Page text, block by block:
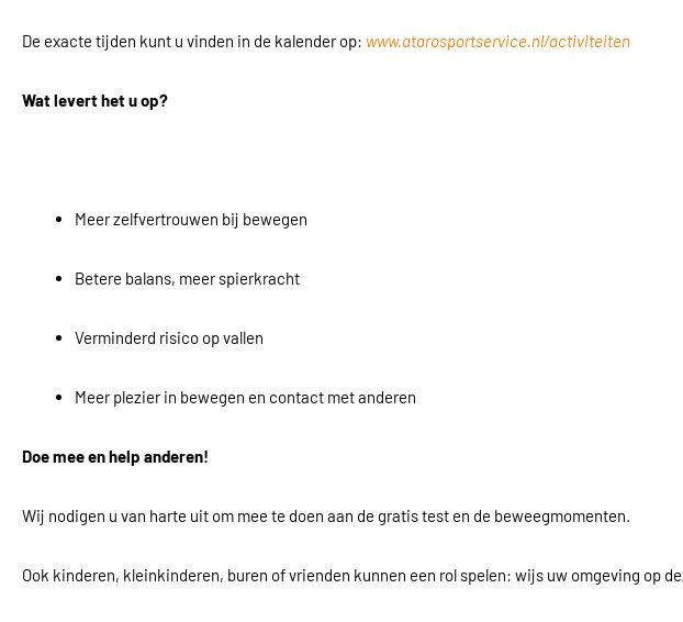
De exacte tijden kunt u vinden in de kalender op: www.atarosportservice.nl/activiteiten
Wat levert het u op?
Meer zelfvertrouwen bij bewegen
Betere balans, meer spierkracht
Verminderd risico op vallen
Meer plezier in bewegen en contact met anderen
Doe mee en help anderen!
Wij nodigen u van harte uit om mee te doen aan de gratis test en de beweegmomenten.
Ook kinderen, kleinkinderen, buren of vrienden kunnen een rol spelen: wijs uw omgeving op